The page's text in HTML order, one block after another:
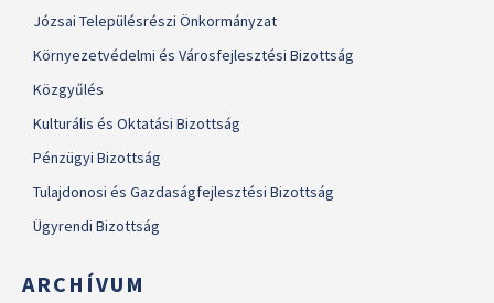
Józsai Településrészi Önkormányzat
Környezetvédelmi és Városfejlesztési Bizottság
Közgyűlés
Kulturális és Oktatási Bizottság
Pénzügyi Bizottság
Tulajdonosi és Gazdaságfejlesztési Bizottság
Ügyrendi Bizottság
ARCHÍVUM